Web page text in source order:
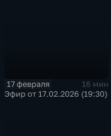
17 февраля
16 мин
Эфир от 17.02.2026 (19:30)